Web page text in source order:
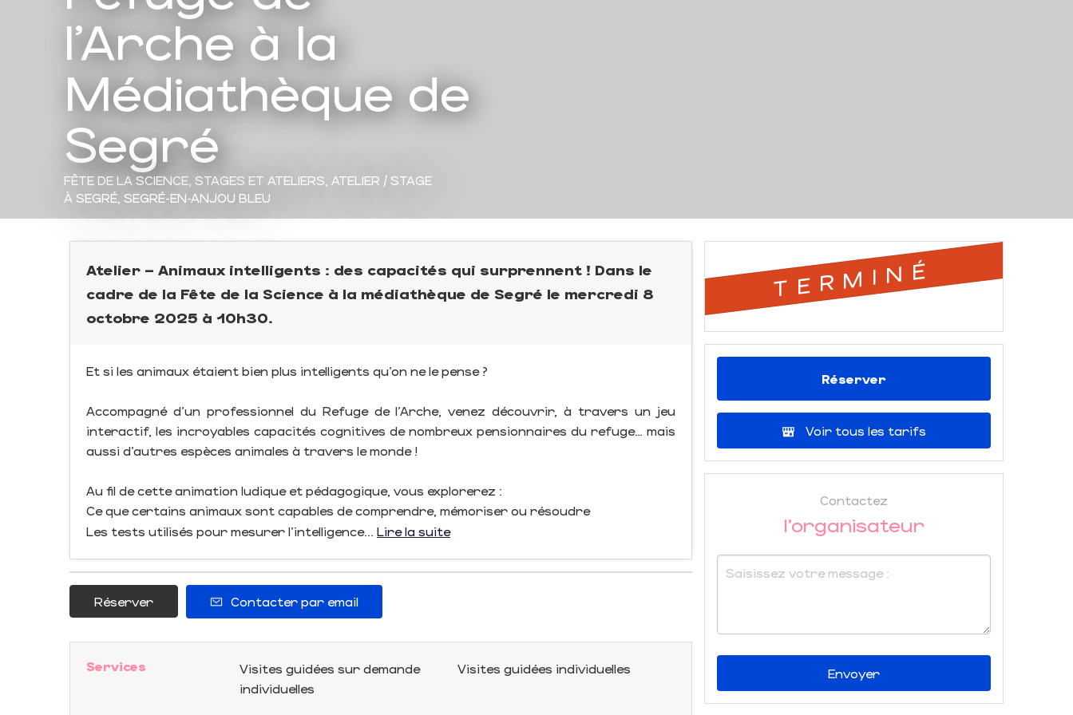
l’Arche à la
Médiathèque de
Segré
FÊTE DE LA SCIENCE, STAGES ET ATELIERS, ATELIER / STAGE
À SEGRÉ, SEGRÉ-EN-ANJOU BLEU
Atelier – Animaux intelligents : des capacités qui surprennent ! Dans le
cadre de la Fête de la Science à la médiathèque de Segré le mercredi 8
octobre 2025 à 10h30.
Et si les animaux étaient bien plus intelligents qu’on ne le pense ?
Accompagné d’un professionnel du Refuge de l’Arche, venez découvrir, à travers un jeu
interactif, les incroyables capacités cognitives de nombreux pensionnaires du refuge… mais
aussi d’autres espèces animales à travers le monde !
Au fil de cette animation ludique et pédagogique, vous explorerez :
Ce que certains animaux sont capables de comprendre, mémoriser ou résoudre
Les tests utilisés pour mesurer l’intelligence... Lire la suite
Réserver Contacter par email
Services
Visites guidées sur demande
individuelles
Visites guidées individuelles
TERMINÉ
Réserver
Voir tous les tarifs
Contactez
l'organisateur
Envoyer